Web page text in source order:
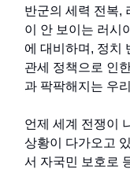
반군의 세력 전복,
이 안 보이는 러시
에 대비하며, 정치
관세 정책으로 인
과 팍팍해지는 우
언제 세계 전쟁이
상황이 다가오고
서 자국민 보호로